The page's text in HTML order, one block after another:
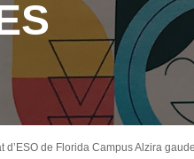
d’ESO de Florida Campus Alzira